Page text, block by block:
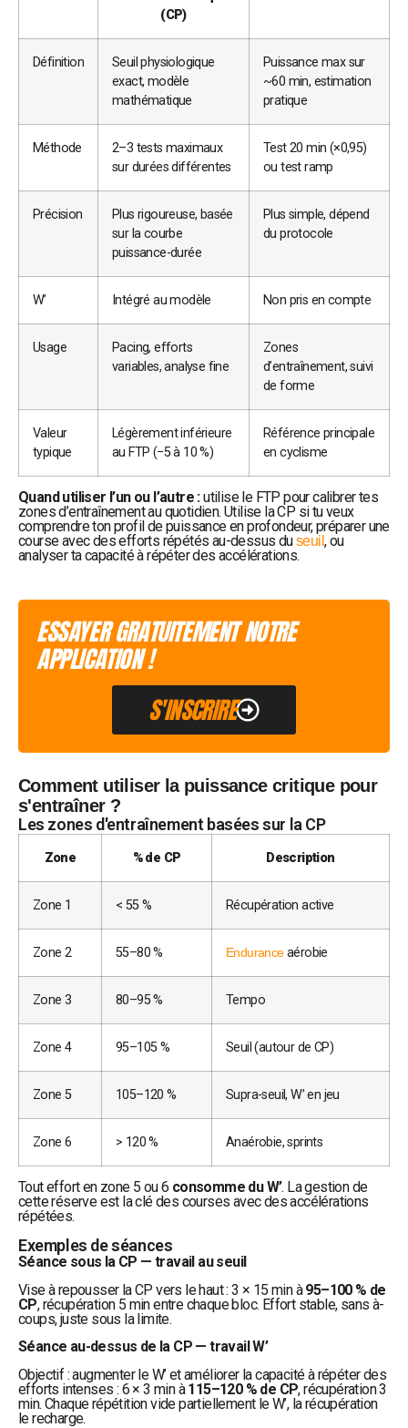
(CP)
Définition
Seuil physiologique
exact, modèle
mathématique
Puissance max sur
~60 min, estimation
pratique
Méthode
2–3 tests maximaux
sur durées différentes
Test 20 min (×0,95)
ou test ramp
Précision
Plus rigoureuse, basée
sur la courbe
puissance-durée
Plus simple, dépend
du protocole
W’ Intégré au modèle Non pris en compte
Usage
Pacing, efforts
variables, analyse fine
Zones
d’entraînement, suivi
de forme
Valeur
typique
Légèrement inférieure
au FTP (−5 à 10 %)
Référence principale
en cyclisme
Quand utiliser l’un ou l’autre :utilise le FTP pour calibrer tes
zones d’entraînement au quotidien. Utilise la CP si tu veux
comprendre ton profil de puissance en profondeur, préparer une
course avec des efforts répétés au-dessus duseuil , ou
analyser ta capacité à répéter des accélérations.
ESSAYER GRATUITEMENT NOTRE
APPLICATION !
S'INSCRIRE
Comment utiliser la puissance critique pour
s'entraîner ?
Les zones d'entraînement basées sur la CP
Zone % de CP Description
Zone 1 < 55 % Récupération active
Zone 2 55–80 % Enduranceaérobie
Zone 3 80–95 % Tempo
Zone 4 95–105 % Seuil (autour de CP)
Zone 5 105–120 % Supra-seuil, W’ en jeu
Zone 6 > 120 % Anaérobie, sprints
Tout effort en zone 5 ou 6 consomme du W’. La gestion de
cette réserve est la clé des courses avec des accélérations
répétées.
Exemples de séances
Séance sous la CP — travail au seuil
Vise à repousser la CP vers le haut : 3 × 15 min à95–100 % de
CP, récupération 5 min entre chaque bloc. Effort stable, sans à-
coups, juste sous la limite.
Séance au-dessus de la CP — travail W’
Objectif : augmenter le W’ et améliorer la capacité à répéter des
efforts intenses : 6 × 3 min à115–120 % de CP, récupération 3
min. Chaque répétition vide partiellement le W’, la récupération
le recharge.